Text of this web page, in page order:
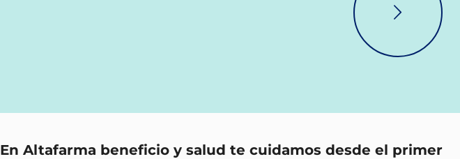
En Altafarma beneficio y salud te cuidamos desde el primer